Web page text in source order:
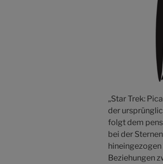
„Star Trek:
der
folgt dem
bei der
Beziehungen